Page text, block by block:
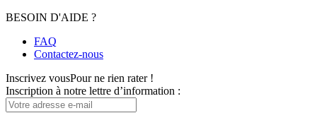
BESOIN D'AIDE ?
FAQ
Contactez-nous
Inscrivez vousPour ne rien rater !
Inscription à notre lettre d’information :